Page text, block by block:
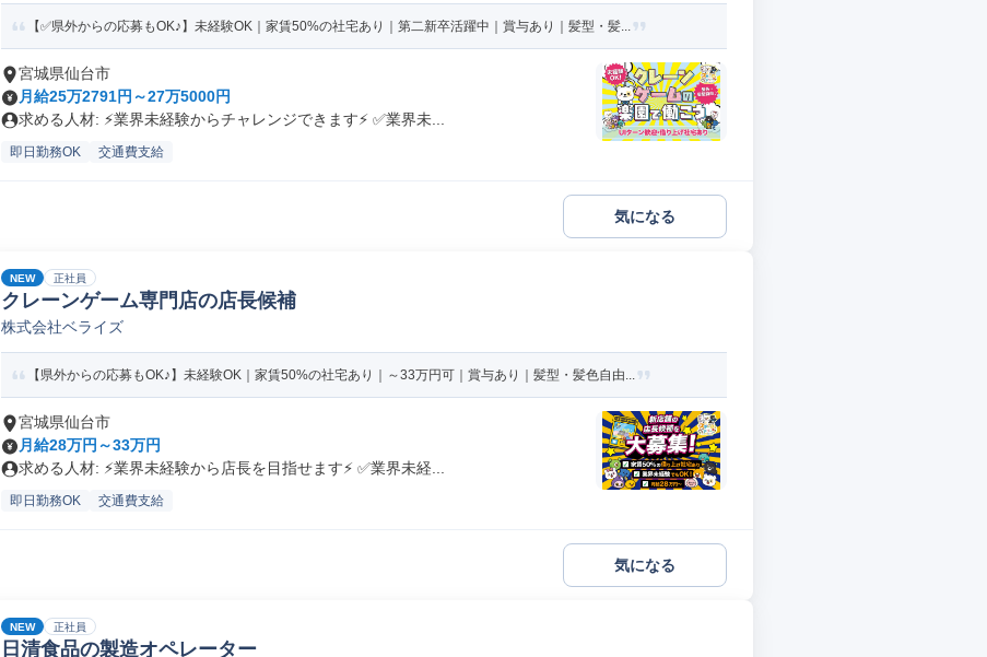
【✅️県外からの応募もOK♪】未経験OK｜家賃50%の社宅あり｜第二新卒活躍中｜賞与あり｜髪型・髪...
宮城県仙台市
月給25万2791円～27万5000円
求める人材: ⚡️業界未経験からチャレンジできます⚡️ ✅️業界未...
即日勤務OK 交通費支給
気になる
NEW 正社員
クレーンゲーム専門店の店長候補
株式会社ベライズ
【県外からの応募もOK♪】未経験OK｜家賃50%の社宅あり｜～33万円可｜賞与あり｜髪型・髪色自由...
宮城県仙台市
月給28万円～33万円
求める人材: ⚡️業界未経験から店長を目指せます⚡️ ✅️業界未経...
即日勤務OK 交通費支給
気になる
NEW 正社員
日清食品の製造オペレーター